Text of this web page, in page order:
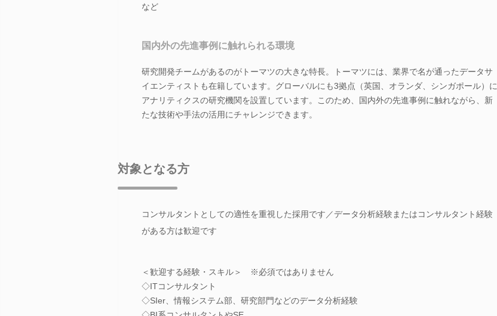
など
国内外の先進事例に触れられる環境
研究開発チームがあるのがトーマツの大きな特長。トーマツには、業界で名が通ったデータサ
イエンティストも在籍しています。グローバルにも3拠点（英国、オランダ、シンガポール）に
アナリティクスの研究機関を設置しています。このため、国内外の先進事例に触れながら、新
たな技術や手法の活用にチャレンジできます。
対象となる方
コンサルタントとしての適性を重視した採用です／データ分析経験またはコンサルタント経験
がある方は歓迎です
＜歓迎する経験・スキル＞ ※必須ではありません
◇ITコンサルタント
◇SIer、情報システム部、研究部門などのデータ分析経験